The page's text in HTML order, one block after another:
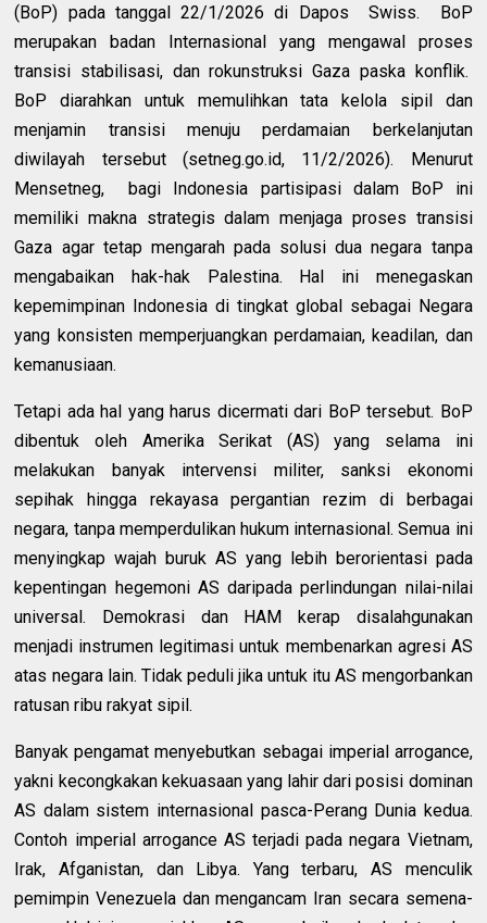
(BoP) pada tanggal 22/1/2026 di Dapos Swiss. BoP
merupakan badan Internasional yang mengawal proses
transisi stabilisasi, dan rokunstruksi Gaza paska konflik.
BoP diarahkan untuk memulihkan tata kelola sipil dan
menjamin transisi menuju perdamaian berkelanjutan
diwilayah tersebut (setneg.go.id, 11/2/2026). Menurut
Mensetneg, bagi Indonesia partisipasi dalam BoP ini
memiliki makna strategis dalam menjaga proses transisi
Gaza agar tetap mengarah pada solusi dua negara tanpa
mengabaikan hak-hak Palestina. Hal ini menegaskan
kepemimpinan Indonesia di tingkat global sebagai Negara
yang konsisten memperjuangkan perdamaian, keadilan, dan
kemanusiaan.
Tetapi ada hal yang harus dicermati dari BoP tersebut. BoP
dibentuk oleh Amerika Serikat (AS) yang selama ini
melakukan banyak intervensi militer, sanksi ekonomi
sepihak hingga rekayasa pergantian rezim di berbagai
negara, tanpa memperdulikan hukum internasional. Semua ini
menyingkap wajah buruk AS yang lebih berorientasi pada
kepentingan hegemoni AS daripada perlindungan nilai-nilai
universal. Demokrasi dan HAM kerap disalahgunakan
menjadi instrumen legitimasi untuk membenarkan agresi AS
atas negara lain. Tidak peduli jika untuk itu AS mengorbankan
ratusan ribu rakyat sipil.
Banyak pengamat menyebutkan sebagai imperial arrogance,
yakni kecongkakan kekuasaan yang lahir dari posisi dominan
AS dalam sistem internasional pasca-Perang Dunia kedua.
Contoh imperial arrogance AS terjadi pada negara Vietnam,
Irak, Afganistan, dan Libya. Yang terbaru, AS menculik
pemimpin Venezuela dan mengancam Iran secara semena-